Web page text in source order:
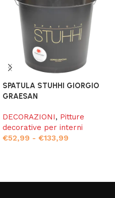
SPATULA STUHHI GIORGIO
GRAESAN
DECORAZIONI, Pitture
decorative per interni
€52,99 - €133,99